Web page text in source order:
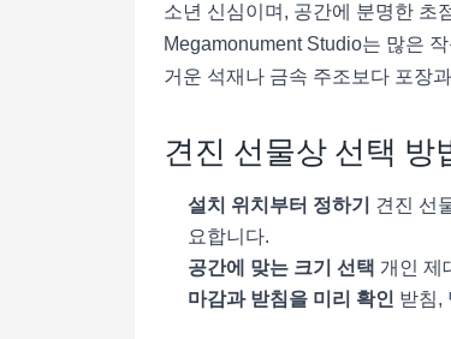
소년 신심이며, 공간에 분명한 초
Megamonument Studio는 많은
거운 석재나 금속 주조보다 포장
견진 선물상 선택 방
설치 위치부터 정하기
견진 선
요합니다.
공간에 맞는 크기 선택 개인 제
마감과 받침을 미리 확인 받침,